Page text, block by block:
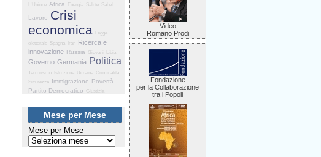
L'Unione Africa Energia Salute Sahel
Lavoro Crisi
economica
Legge
elettorale Spagna Iran Ricerca e
innovazione Russia Giovani Libia
Governo Germania Politica
Terrorismo Istruzione Ucraina
Criminalità
Sicurezza Immigrazione Povertà
Partito Democratico
Giustizia
Mese per Mese
Mese per Mese
Video
Romano Prodi
Fondazione
per la Collaborazione
tra i Popoli